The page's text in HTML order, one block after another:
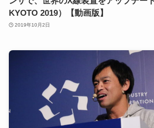
KYOTO 2019）【動画版】
2019年10月2日